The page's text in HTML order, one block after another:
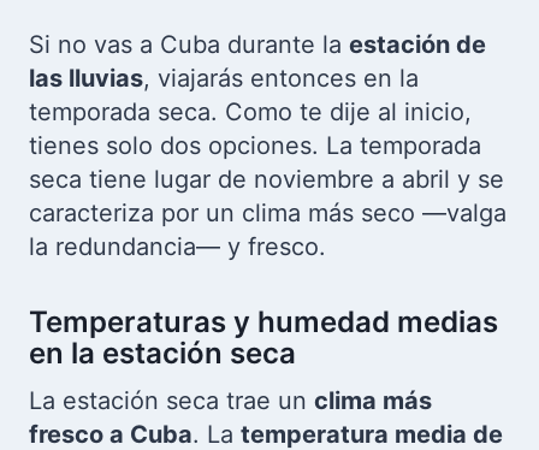
Si no vas a Cuba durante la estación de
las lluvias, viajarás entonces en la
temporada seca. Como te dije al inicio,
tienes solo dos opciones. La temporada
seca tiene lugar de noviembre a abril y se
caracteriza por un clima más seco —valga
la redundancia— y fresco.
Temperaturas y humedad medias
en la estación seca
La estación seca trae un clima más
fresco a Cuba. La temperatura media de